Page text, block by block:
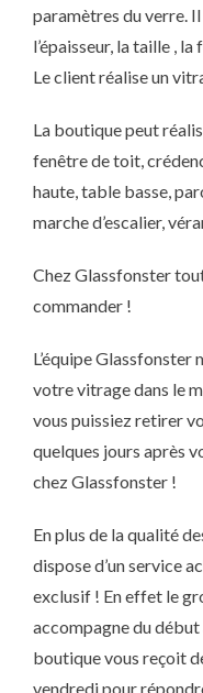
paramètres du verre.
l’épaisseur, la taille ,
Le client réalise un
La boutique peut
fenêtre de toit,
haute, table basse,
marche d’escalier,
Chez Glassfonster
commander !
L’équipe
votre vitrage dans le
vous puissiez retirer
quelques jours après
chez Glassfonster !
En plus de la qualité
dispose d’un service
exclusif ! En effet le
accompagne du
boutique vous reçoit
vendredi pour